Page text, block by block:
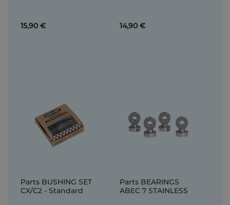
15,90 € 14,90 €
Parts BUSHING SET
CX/C2 - Standard
Parts BEARINGS
ABEC 7 STAINLESS